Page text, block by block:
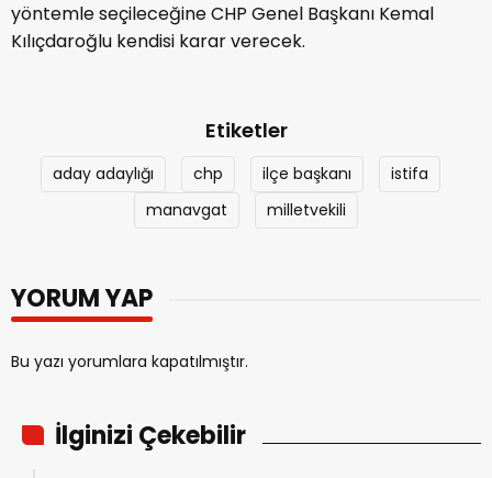
yöntemle seçileceğine CHP Genel Başkanı Kemal
Kılıçdaroğlu kendisi karar verecek.
Etiketler
aday adaylığı chp ilçe başkanı
istifa
manavgat
milletvekili
YORUM YAP
Bu yazı yorumlara kapatılmıştır.
İlginizi Çekebilir